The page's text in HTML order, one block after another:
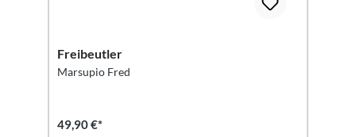
Freibeutler
Marsupio Fred
49,90 €*